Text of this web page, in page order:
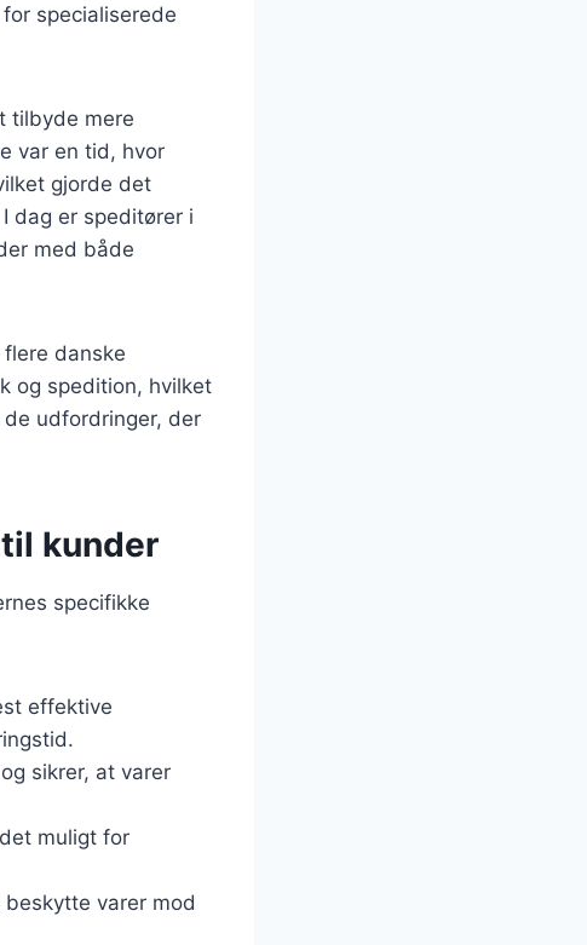
specialiserede
tilbyde mere
var en tid, hvor
gjorde det
dag er speditører i
med både
danske
og spedition, hvilket
udfordringer, der
kunder
specifikke
effektive
sikrer, at varer
muligt for
varer mod